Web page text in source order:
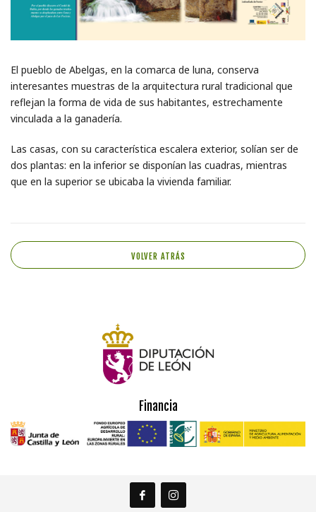
El pueblo de Abelgas, en la comarca de luna, conserva
interesantes muestras de la arquitectura rural tradicional que
reflejan la forma de vida de sus habitantes, estrechamente
vinculada a la ganadería.
Las casas, con su característica escalera exterior, solían ser de
dos plantas: en la inferior se disponían las cuadras, mientras
que en la superior se ubicaba la vivienda familiar.
VOLVER ATRÁS
Financia